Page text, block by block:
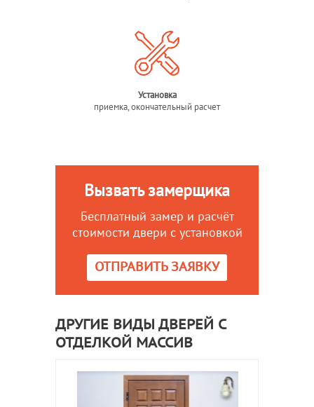
Установка
приемка, окончательный расчет
Вызвать замерщика
Бесплатный замер и расчёт
стоимости двери с установкой
ОТПРАВИТЬ ЗАЯВКУ
ДРУГИЕ ВИДЫ ДВЕРЕЙ С
ОТДЕЛКОЙ МАССИВ